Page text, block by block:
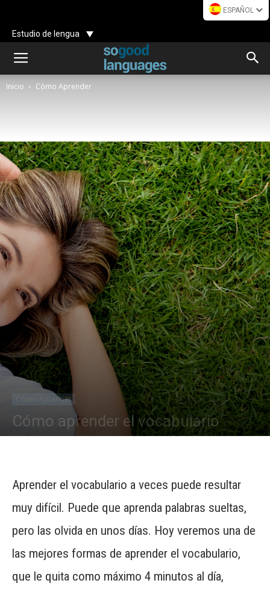
ESPAÑOL
Estudio de lengua
Inicio Cómo Aprender
Cómo Aprender
Cómo aprender el vocabulario
Aprender el vocabulario a veces puede resultar
muy difícil. Puede que aprenda palabras sueltas,
pero las olvida en unos días. Hoy veremos una de
las mejores formas de aprender el vocabulario,
que le quita como máximo 4 minutos al día,